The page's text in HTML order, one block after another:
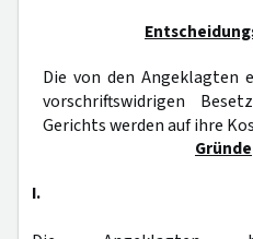
Die von den Angeklagten
vorschriftswidrigen
Gerichts werden auf ihre
Gründe
I.